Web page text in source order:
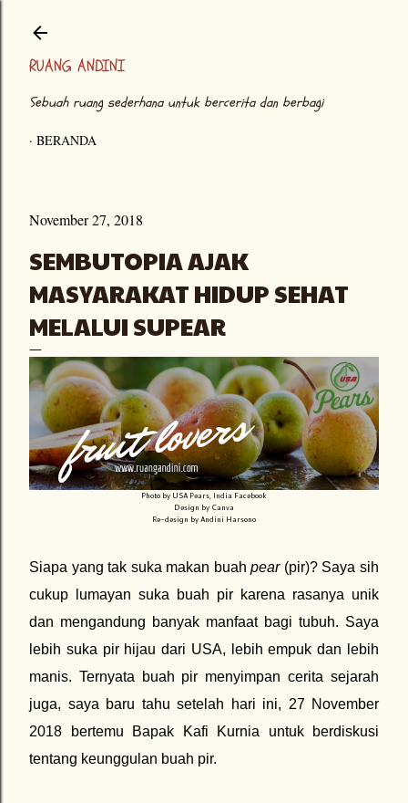
RUANG ANDINI
Sebuah ruang sederhana untuk bercerita dan berbagi
BERANDA
November 27, 2018
SEMBUTOPIA AJAK
MASYARAKAT HIDUP SEHAT
MELALUI SUPEAR
Photo by USA Pears, India Facebook
Design by Canva
Re-design by Andini Harsono
Siapa yang tak suka makan buahpear(pir)? Saya sih
cukup lumayan suka buah pir karena rasanya unik
dan mengandung banyak manfaat bagi tubuh. Saya
lebih suka pir hijau dari USA, lebih empuk dan lebih
manis. Ternyata buah pir menyimpan cerita sejarah
juga, saya baru tahu setelah hari ini, 27 November
2018 bertemu Bapak Kafi Kurnia untuk berdiskusi
tentang keunggulan buah pir.